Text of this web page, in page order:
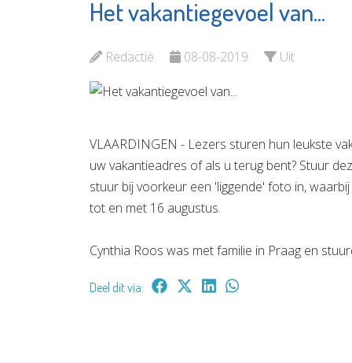
Het vakantiegevoel van...
Redactie 08-08-2019 Uit
VLAARDINGEN - Lezers sturen hun leukste
uw vakantieadres of als u terug bent? Stuur
stuur bij voorkeur een 'liggende' foto in,
tot en met 16 augustus.
Cynthia Roos was met familie in Praag en
Deel dit via:
Partycentrum
Bekijk de pagina